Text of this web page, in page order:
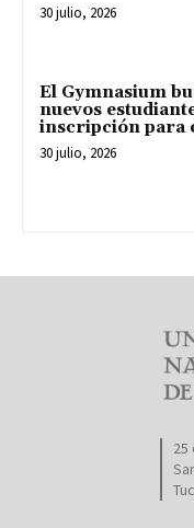
30 julio, 2026
El Gymnasium
nuevos
inscripción para
30 julio, 2026
25